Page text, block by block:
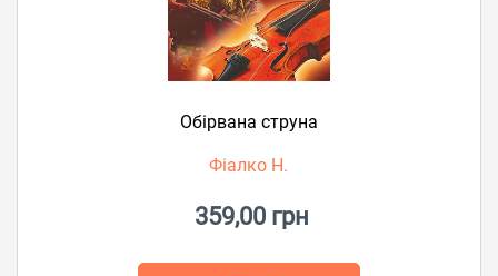
Обірвана струна
Фіалко Н.
359,00 грн